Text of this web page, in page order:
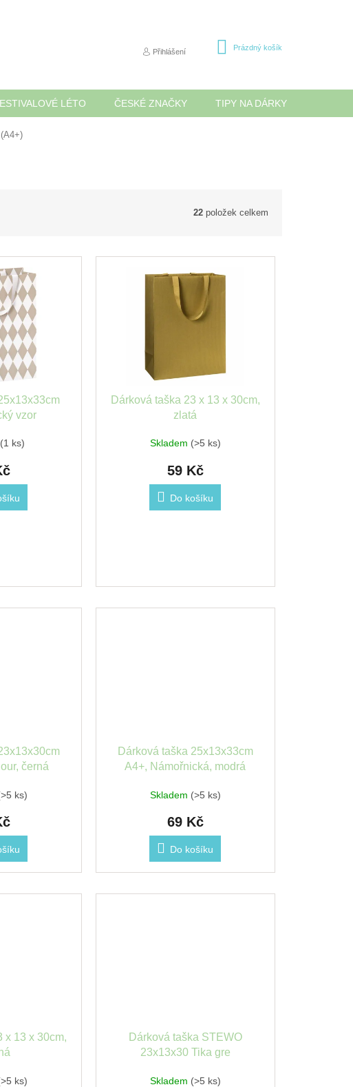
Přihlášení
NÁKUPNÍ
Prázdný košík
LÉTO ČESKÉ ZNAČKY TIPY NA DÁRKY
22 položek celkem
vzor
(1 ks)
Dárková taška 23 x 13 x 30cm,
zlatá
Skladem (>5 ks)
59 Kč
Do košíku
černá
ks)
Dárková taška 25x13x33cm
A4+, Námořnická, modrá
Skladem (>5 ks)
69 Kč
Do košíku
x 13 x 30cm,
ks)
Dárková taška STEWO
23x13x30 Tika gre
Skladem (>5 ks)